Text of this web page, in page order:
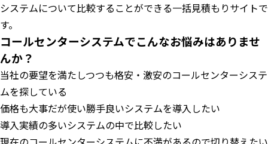
システムについて比較することができる一括見積もりサイトで
す。
コールセンターシステムでこんなお悩みはありませ
んか？
当社の要望を満たしつつも格安・激安のコールセンターシステ
ムを探している
価格も大事だが使い勝手良いシステムを導入したい
導入実績の多いシステムの中で比較したい